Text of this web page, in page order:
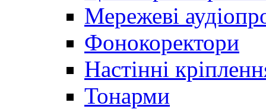
Мережеві
Фонокоректори
Настінні
Тонарми